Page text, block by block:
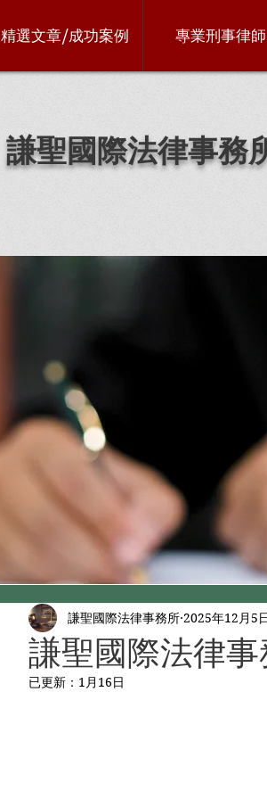
精選文章/成功案例 專業刑事律師
謙聖國際法律事務
謙聖國際法律
謙聖國際法律事務所 2025年12月5
已更新： 1月16日